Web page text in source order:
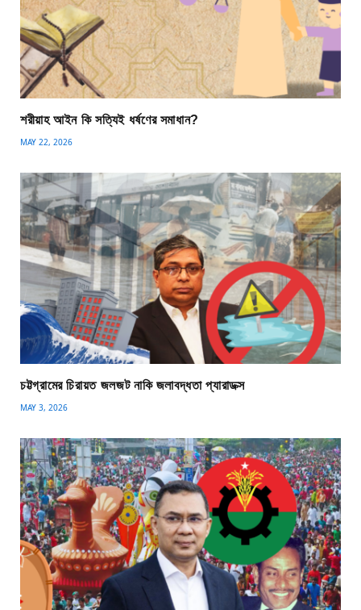
শরীয়াহ আইন কি সত্যিই ধর্ষণের সমাধান?
MAY 22, 2026
চট্টগ্রামের চিরায়ত জলজট নাকি জলাবদ্ধতা প্যারাডক্স
MAY 3, 2026